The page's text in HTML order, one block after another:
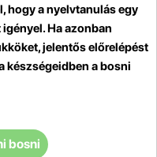
hogy a nyelvtanulás egy
Ha azonban
jelentős előrelépést
készségeidben a bosni
bosni